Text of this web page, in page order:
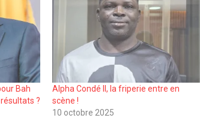
Bah
?
Alpha Condé II, la friperie entre en
scène !
10 octobre 2025